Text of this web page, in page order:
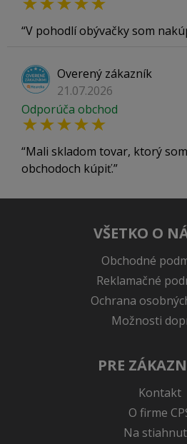
V pohodlí obývačky som
Overený zákazník
21.07.2026
Odporúča obchod
Mali skladom tovar, ktorý
obchodoch kúpiť.
VŠETKO O
Obchodné
Reklamačné
Ochrana
Možnosti
PRE
Kontakt
O firme
Na